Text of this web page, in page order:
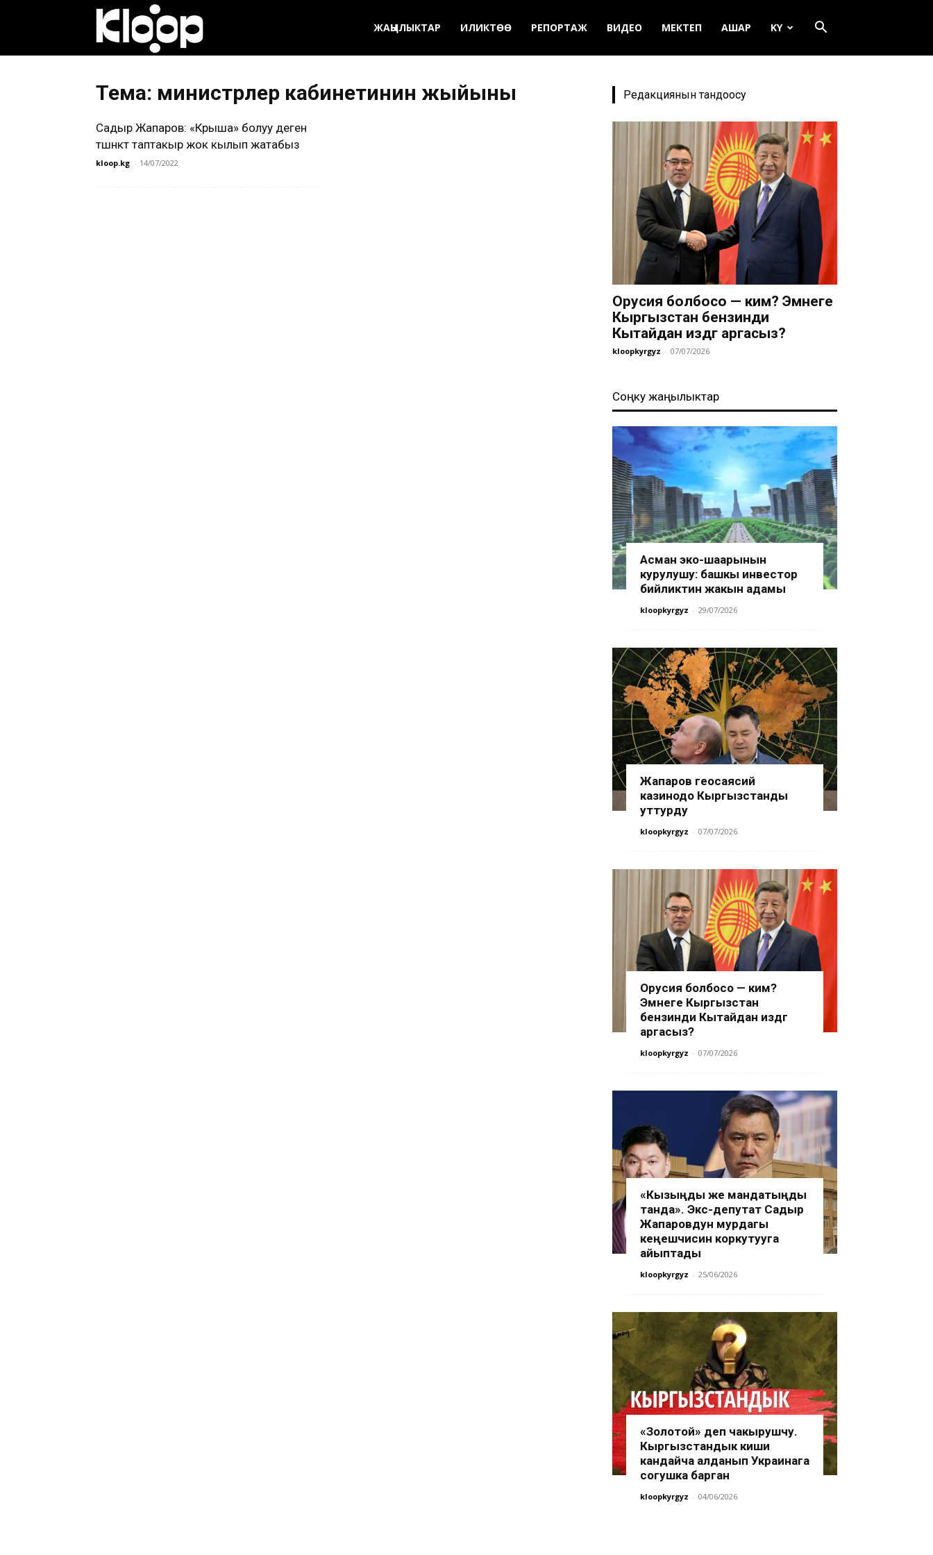
|
ЖАҢЫЛЫКТАР ИЛИКТӨӨ РЕПОРТАЖ ВИДЕО МЕКТЕП АШАР KY
Тема: министрлер кабинетинин жыйыны
Садыр Жапаров: «Крыша» болуу деген
түшүнүктү таптакыр жок кылып жатабыз
kloop.kg - 14/07/2022
Редакциянын тандоосу
Орусия болбосо — ким? Эмнеге
Кыргызстан бензинди
Кытайдан издөөгө аргасыз?
kloopkyrgyz - 07/07/2026
Соңку жаңылыктар
Асман эко-шаарынын
курулушу: башкы инвестор
бийликтин жакын адамы
kloopkyrgyz - 29/07/2026
Жапаров геосаясий
казинодо Кыргызстанды
уттурду
kloopkyrgyz - 07/07/2026
Орусия болбосо — ким?
Эмнеге Кыргызстан
бензинди Кытайдан издөөгө
аргасыз?
kloopkyrgyz - 07/07/2026
«Кызыңды же мандатыңды
танда». Экс-депутат Садыр
Жапаровдун мурдагы
кеңешчисин коркутууга
айыптады
kloopkyrgyz - 25/06/2026
«Золотой» деп чакырушчу.
Кыргызстандык киши
кандайча алданып Украинага
согушка барган
kloopkyrgyz - 04/06/2026